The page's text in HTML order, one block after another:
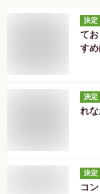
決定
て
すめ
決定
れ
決定
コ